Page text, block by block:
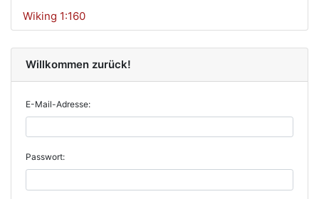
Wiking 1:160
Willkommen zurück!
E-Mail-Adresse:
Passwort: